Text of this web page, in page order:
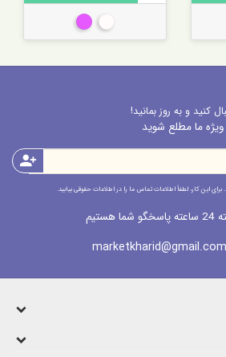
شفافچند رنگ
کنید و به روز بمانید!
ما مطلع شوید
person_add
برای این کار، لطفاً اطلاعات تماس ما را در اطلاعات حقوقی بیابید.